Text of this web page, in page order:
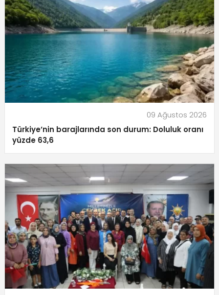
09 Ağustos 2026
Türkiye’nin barajlarında son durum: Doluluk oranı
yüzde 63,6